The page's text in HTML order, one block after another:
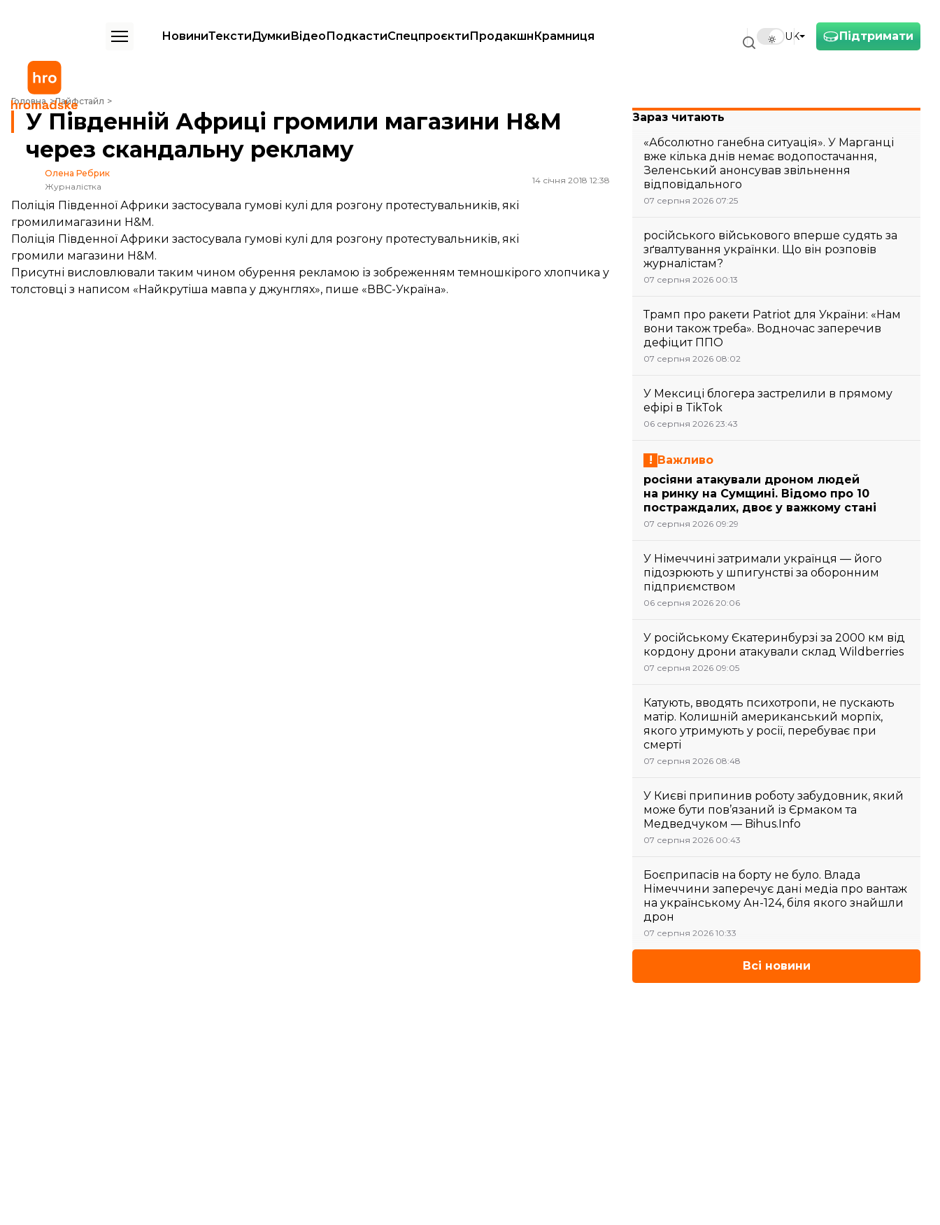
Підтримати
UK
НовиниТекстиДумкиВідеоПодкастиСпецпроєктиПродакшнКрамниця
Головна Лайфстайл
У Південній Африці громили магазини H&M через скандальну рекламу
У Південній Африці громили магазини H&M
через скандальну рекламу
Олена Ребрик
Журналістка
14 січня 2018 12:38
Поліція Південної Африки застосувала гумові кулі для розгону протестувальників, які
громилимагазини H&M.
Поліція Південної Африки застосувала гумові кулі для розгону протестувальників, які
громили магазини H&M.
Присутні висловлювали таким чином обурення рекламою із зобреженням темношкірого хлопчика у
толстовці з написом «Найкрутіша мавпа у джунглях», пише «ВВС-Україна».
Зараз читають
«Абсолютно ганебна ситуація». У Марганці
вже кілька днів немає водопостачання,
Зеленський анонсував звільнення
відповідального
07 серпня 2026 07:25
російського військового вперше судять за
зґвалтування українки. Що він розповів
журналістам?
07 серпня 2026 00:13
Трамп про ракети Patriot для України: «Нам
вони також треба». Водночас заперечив
дефіцит ППО
07 серпня 2026 08:02
У Мексиці блогера застрелили в прямому
ефірі в TikTok
06 серпня 2026 23:43
Важливо
росіяни атакували дроном людей
на ринку на Сумщині. Відомо про 10
постраждалих, двоє у важкому стані
07 серпня 2026 09:29
У Німеччині затримали українця — його
підозрюють у шпигунстві за оборонним
підприємством
06 серпня 2026 20:06
У російському Єкатеринбурзі за 2000 км від
кордону дрони атакували склад Wildberries
07 серпня 2026 09:05
Катують, вводять психотропи, не пускають
матір. Колишній американський морпіх,
якого утримують у росії, перебуває при
смерті
07 серпня 2026 08:48
У Києві припинив роботу забудовник, який
може бути пов’язаний із Єрмаком та
Медведчуком — Bihus.Info
07 серпня 2026 00:43
Боєприпасів на борту не було. Влада
Німеччини заперечує дані медіа про вантаж
на українському Ан-124, біля якого знайшли
дрон
07 серпня 2026 10:33
Всі новини